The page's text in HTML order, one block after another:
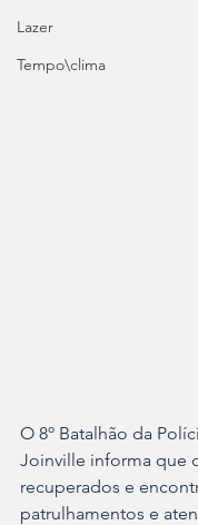
Lazer
Tempo\clima
O 8º Batalhão da
Joinville informa que
recuperados e
patrulhamentos e